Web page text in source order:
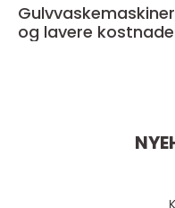
og lavere